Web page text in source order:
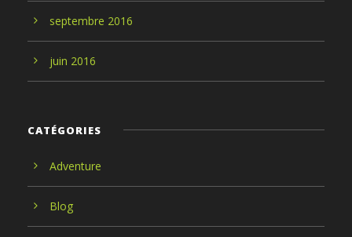
septembre 2016
juin 2016
CATÉGORIES
Adventure
Blog